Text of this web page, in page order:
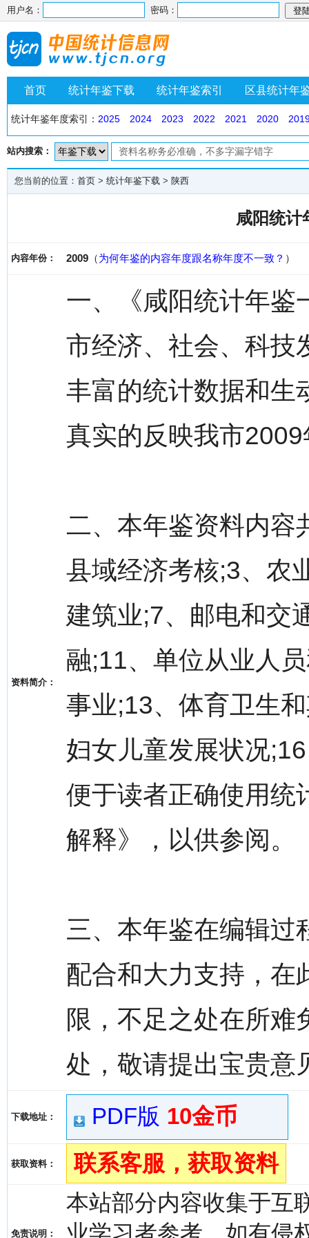
用户名： 密码：
首页 统计年鉴下载 统计年鉴索引 区县统计年
统计年鉴年度索引： 2025 2024 2023 2022 2021 2020
站内搜索：
您当前的位置： 首页 > 统计年鉴下载 > 陕西
咸阳统计
内容年份： 2009 （为何年鉴的内容年度跟名称年度不一致？ ）
资料简介：
一、《咸阳统计年鉴
市经济、社会、科技
丰富的统计数据和生
真实的反映我市
二、本年鉴资料内容
县域经济考核;3、农
建筑业;7、邮电和交
融;11、单位从业人
事业;13、体育卫生
妇女儿童发展状况
便于读者正确使用统
解释》，以供参阅。
三、本年鉴在编辑过
配合和大力支持，在
限，不足之处在所难
处，敬请提出宝贵意
下载地址： PDF版 10金币
获取资料： 联系客服，获取资料
免责说明：
本站部分内容收集于互